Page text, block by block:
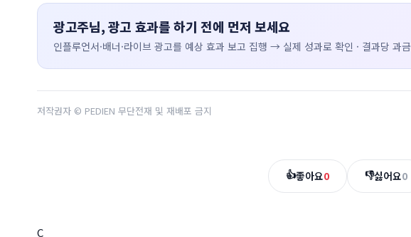
광고주님, 광고 효과를 하기 전에 먼저 보세요
인플루언서·배너·라이브 광고를 예상 효과 보고 집행 → 실제 성과로 확인 · 결과당 과금
저작권자 © PEDIEN 무단전재 및 재배포 금지
👍좋아요0 👎싫어요0
C